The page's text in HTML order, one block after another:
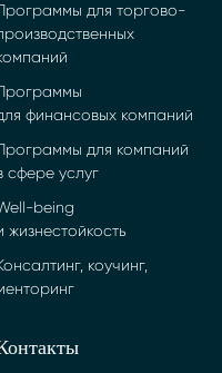
для торгово-
финансовых компаний
для компаний
сфере услуг
being
жизнестойкость
коучинг,